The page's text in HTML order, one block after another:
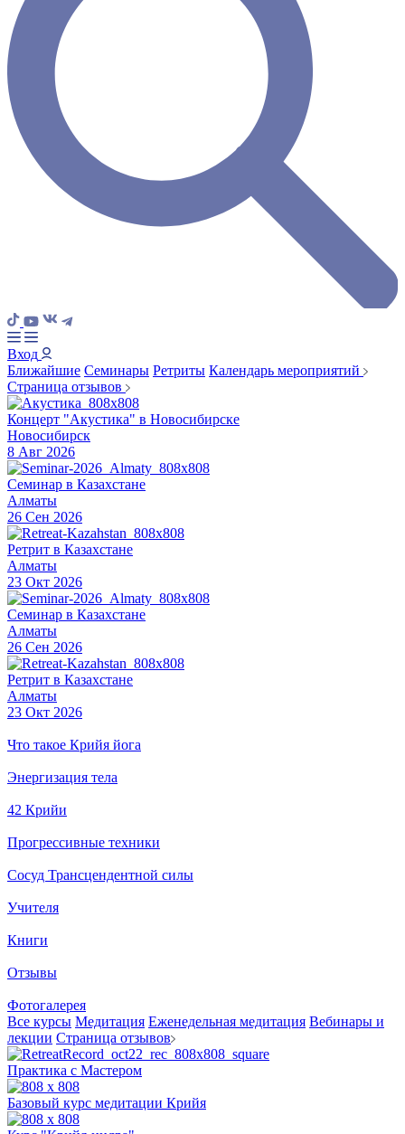
Вход
Ближайшие Семинары Ретриты Календарь мероприятий
Страница отзывов
Концерт "Акустика" в Новосибирске
Новосибирск
8 Авг 2026
Семинар в Казахстане
Алматы
26 Сен 2026
Ретрит в Казахстане
Алматы
23 Окт 2026
Семинар в Казахстане
Алматы
26 Сен 2026
Ретрит в Казахстане
Алматы
23 Окт 2026
Что такое Крийя йога
Энергизация тела
42 Крийи
Прогрессивные техники
Сосуд Трансцендентной силы
Учителя
Книги
Отзывы
Фотогалерея
Все курсы Медитация Еженедельная медитация Вебинары и
лекции Страница отзывов
Практика с Мастером
Базовый курс медитации Крийя